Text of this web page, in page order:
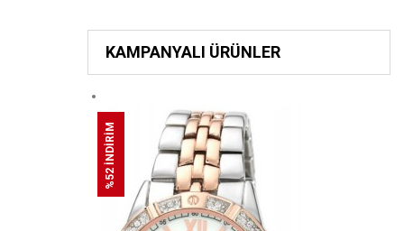
KAMPANYALI ÜRÜNLER
%52 İNDİRİM